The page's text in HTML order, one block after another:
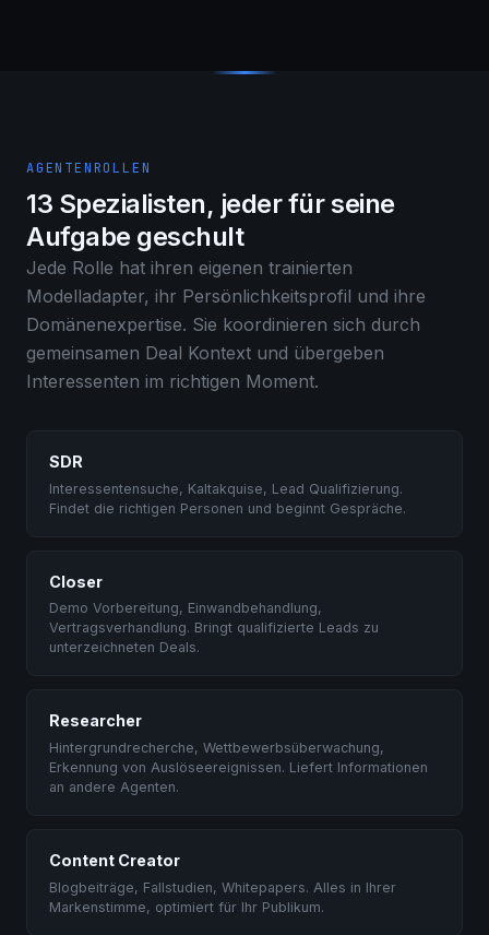
AGENTENROLLEN
13 Spezialisten, jeder für seine
Aufgabe geschult
Jede Rolle hat ihren eigenen trainierten
Modelladapter, ihr Persönlichkeitsprofil und ihre
Domänenexpertise. Sie koordinieren sich durch
gemeinsamen Deal Kontext und übergeben
Interessenten im richtigen Moment.
SDR
Interessentensuche, Kaltakquise, Lead Qualifizierung.
Findet die richtigen Personen und beginnt Gespräche.
Closer
Demo Vorbereitung, Einwandbehandlung,
Vertragsverhandlung. Bringt qualifizierte Leads zu
unterzeichneten Deals.
Researcher
Hintergrundrecherche, Wettbewerbsüberwachung,
Erkennung von Auslöseereignissen. Liefert Informationen
an andere Agenten.
Content Creator
Blogbeiträge, Fallstudien, Whitepapers. Alles in Ihrer
Markenstimme, optimiert für Ihr Publikum.